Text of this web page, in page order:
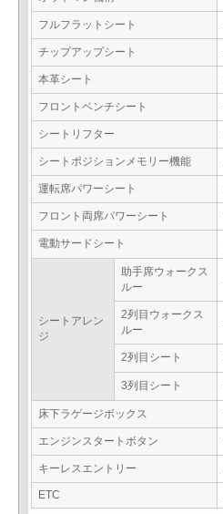
フルフラットシート
チップアップシート
本革シート
フロントベンチシート
シートリフター
シートポジションメモリー機能
運転席パワーシート
フロント両席パワーシート
電動サードシート
シートアレン
ジ
助手席ウォークス
ルー
2列目ウォークス
ルー
2列目シート
3列目シート
床下ラゲージボックス
エンジンスタートボタン
キーレスエントリー
ETC